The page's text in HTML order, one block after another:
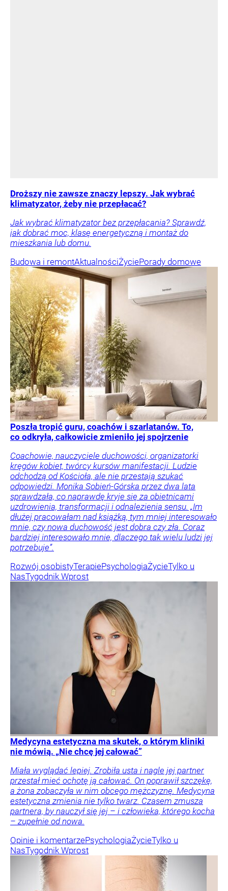
Droższy nie zawsze znaczy lepszy. Jak wybrać
klimatyzator, żeby nie przepłacać?
Jak wybrać klimatyzator bez przepłacania? Sprawdź,
jak dobrać moc, klasę energetyczną i montaż do
mieszkania lub domu.
Budowa i remontAktualnościŻyciePorady domowe
Poszła tropić guru, coachów i szarlatanów. To,
co odkryła, całkowicie zmieniło jej spojrzenie
Coachowie, nauczyciele duchowości, organizatorki
kręgów kobiet, twórcy kursów manifestacji. Ludzie
odchodzą od Kościoła, ale nie przestają szukać
odpowiedzi. Monika Sobień-Górska przez dwa lata
sprawdzała, co naprawdę kryje się za obietnicami
uzdrowienia, transformacji i odnalezienia sensu. „Im
dłużej pracowałam nad książką, tym mniej interesowało
mnie, czy nowa duchowość jest dobra czy zła. Coraz
bardziej interesowało mnie, dlaczego tak wielu ludzi jej
potrzebuje”.
Rozwój osobistyTerapiePsychologiaŻycieTylko u
NasTygodnik Wprost
Medycyna estetyczna ma skutek, o którym kliniki
nie mówią. „Nie chcę jej całować”
Miała wyglądać lepiej. Zrobiła usta i nagle jej partner
przestał mieć ochotę ją całować. On poprawił szczękę,
a żona zobaczyła w nim obcego mężczyznę. Medycyna
estetyczna zmienia nie tylko twarz. Czasem zmusza
partnera, by nauczył się jej – i człowieka, którego kocha
– zupełnie od nowa.
Opinie i komentarzePsychologiaŻycieTylko u
NasTygodnik Wprost